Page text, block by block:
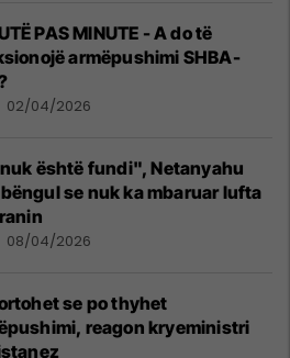
PAS MINUTE - A do të
armëpushimi SHBA-
02/04/2026
është fundi", Netanyahu
se nuk ka mbaruar lufta
08/04/2026
se po thyhet
reagon kryeministri